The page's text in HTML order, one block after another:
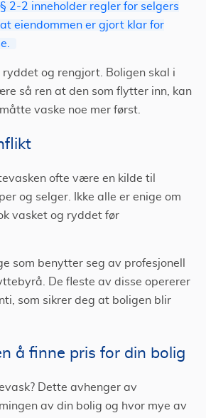
2-2 inneholder regler for selgers
eiendommen er gjort klar for
og rengjort. Boligen skal i
så ren at den som flytter inn, kan
vaske noe mer først.
ofte være en kilde til
og selger. Ikke alle er enige om
vasket og ryddet før
som benytter seg av profesjonell
De fleste av disse opererer
som sikrer deg at boligen blir
å finne pris for din bolig
Dette avhenger av
av din bolig og hvor mye av